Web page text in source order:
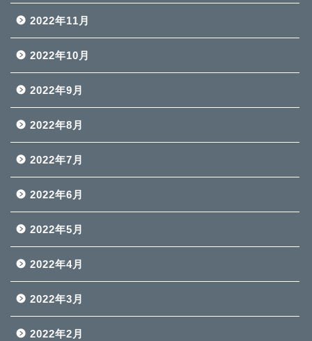
2022年11月
2022年10月
2022年9月
2022年8月
2022年7月
2022年6月
2022年5月
2022年4月
2022年3月
2022年2月